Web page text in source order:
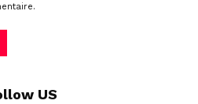
US